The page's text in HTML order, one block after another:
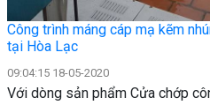
Công trình máng cáp mạ kẽm
tại Hòa Lạc
09:04:15 18-05-2020
Với dòng sản phẩm Cửa chớp